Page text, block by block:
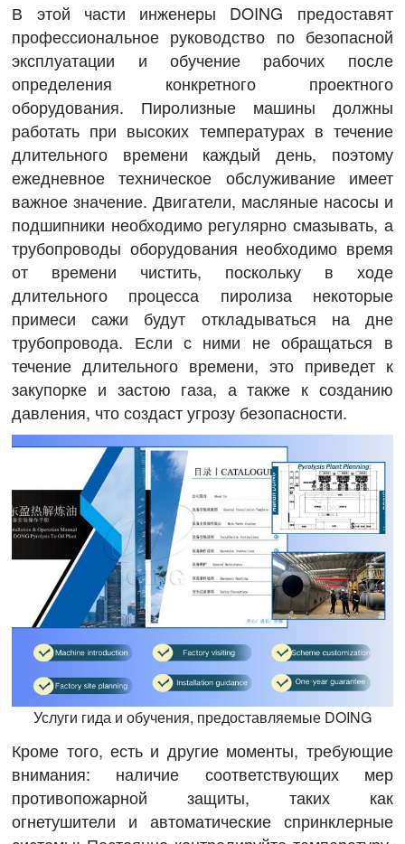
В этой части инженеры DOING предоставят
профессиональное руководство по безопасной
эксплуатации и обучение рабочих после
определения конкретного проектного
оборудования. Пиролизные машины должны
работать при высоких температурах в течение
длительного времени каждый день, поэтому
ежедневное техническое обслуживание имеет
важное значение. Двигатели, масляные насосы и
подшипники необходимо регулярно смазывать, а
трубопроводы оборудования необходимо время
от времени чистить, поскольку в ходе
длительного процесса пиролиза некоторые
примеси сажи будут откладываться на дне
трубопровода. Если с ними не обращаться в
течение длительного времени, это приведет к
закупорке и застою газа, а также к созданию
давления, что создаст угрозу безопасности.
Услуги гида и обучения, предоставляемые DOING
Кроме того, есть и другие моменты, требующие
внимания: наличие соответствующих мер
противопожарной защиты, таких как
огнетушители и автоматические спринклерные